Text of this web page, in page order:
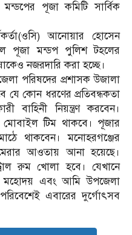
মন্ডপের পূজা কমিটি সার্বিক
আনোয়ার হোসেন
পূজা মন্ডপ পুলিশ টহলের
নজরদারি করা হচ্ছে।
পরিষদের প্রশাসক উজালা
যে কোন ধরণের প্রতিবন্ধকতা
বাহিনী নিয়ন্ত্রণ করবেন।
মোবাইল টিম থাকবে। পূজার
থাকবেন। মনোহরগঞ্জের
আওতায় আনা হয়েছে।
রুম খোলা হবে। যেখানে
মহোদয় এবং আমি উপজেলা
এবারের দুর্গোৎসব